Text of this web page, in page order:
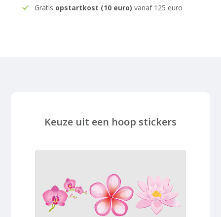
Gratis opstartkost (10 euro) vanaf 125 euro
Keuze uit een hoop stickers